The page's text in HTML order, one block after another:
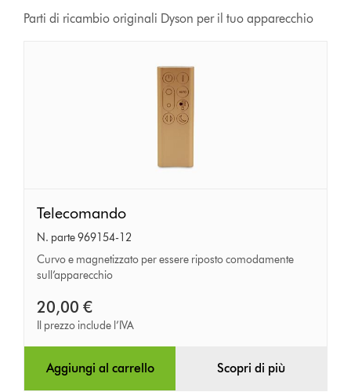
Parti di ricambio originali Dyson per il tuo apparecchio
Telecomando
N. parte 969154-12
Curvo e magnetizzato per essere riposto comodamente
sull’apparecchio
20,00 €
Il prezzo include l’IVA
Aggiungi al carrello Scopri di più